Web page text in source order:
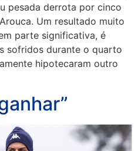
pesada derrota por cinco
Um resultado muito
parte significativa, é
sofridos durante o quarto
hipotecaram outro